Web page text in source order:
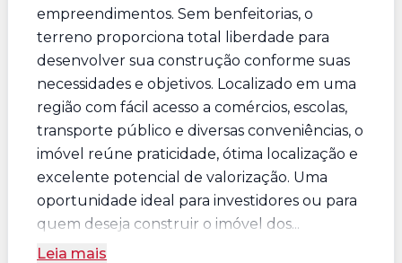
empreendimentos. Sem benfeitorias, o
terreno proporciona total liberdade para
desenvolver sua construção conforme suas
necessidades e objetivos. Localizado em uma
região com fácil acesso a comércios, escolas,
transporte público e diversas conveniências, o
imóvel reúne praticidade, ótima localização e
excelente potencial de valorização. Uma
oportunidade ideal para investidores ou para
quem deseja construir o imóvel dos...
Leia mais